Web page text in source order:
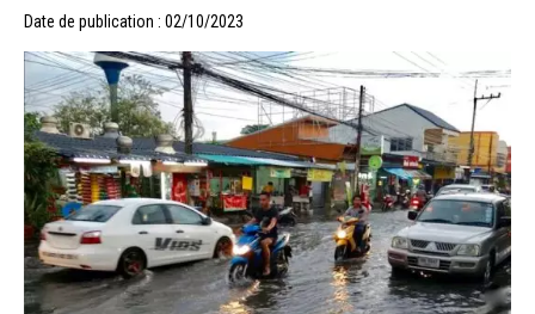
Date de publication : 02/10/2023